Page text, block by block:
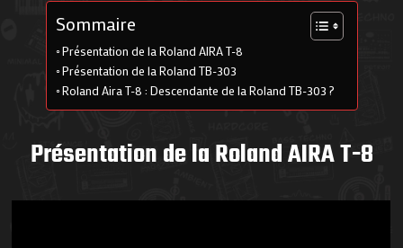
Sommaire
Présentation de la Roland AIRA T-8
Présentation de la Roland TB-303
Roland Aira T-8 : Descendante de la Roland TB-303 ?
Présentation de la Roland AIRA T-8